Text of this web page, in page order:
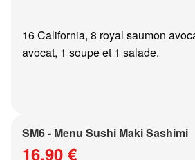
16 California, 8 royal saumon
avocat, 1 soupe et 1 salade.
SM6 - Menu Sushi Maki Sashimi
16.90 €